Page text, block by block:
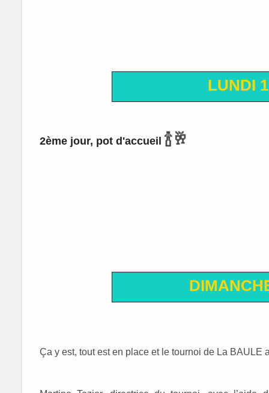
LUNDI
2ème jour, pot d'accueil 🍾🥂
Ça y est, tout est en place et le tournoi de La